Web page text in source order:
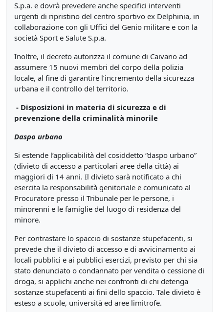
S.p.a. e dovrà prevedere anche specifici interventi
urgenti di ripristino del centro sportivo ex Delphinia, in
collaborazione con gli Uffici del Genio militare e con la
società Sport e Salute S.p.a.
Inoltre, il decreto autorizza il comune di Caivano ad
assumere 15 nuovi membri del corpo della polizia
locale, al fine di garantire l’incremento della sicurezza
urbana e il controllo del territorio.
- Disposizioni in materia di sicurezza e di
prevenzione della criminalità minorile
Daspo urbano
Si estende l’applicabilità del cosiddetto “daspo urbano”
(divieto di accesso a particolari aree della città) ai
maggiori di 14 anni. Il divieto sarà notificato a chi
esercita la responsabilità genitoriale e comunicato al
Procuratore presso il Tribunale per le persone, i
minorenni e le famiglie del luogo di residenza del
minore.
Per contrastare lo spaccio di sostanze stupefacenti, si
prevede che il divieto di accesso e di avvicinamento ai
locali pubblici e ai pubblici esercizi, previsto per chi sia
stato denunciato o condannato per vendita o cessione di
droga, si applichi anche nei confronti di chi detenga
sostanze stupefacenti ai fini dello spaccio. Tale divieto è
esteso a scuole, università ed aree limitrofe.